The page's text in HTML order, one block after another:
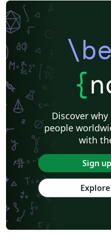
{
Discover
people
with
Sign